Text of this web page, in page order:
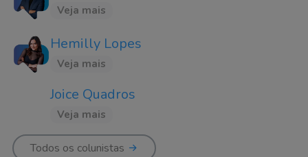
Veja mais
Hemilly Lopes
Veja mais
Joice Quadros
Veja mais
Todos os colunistas